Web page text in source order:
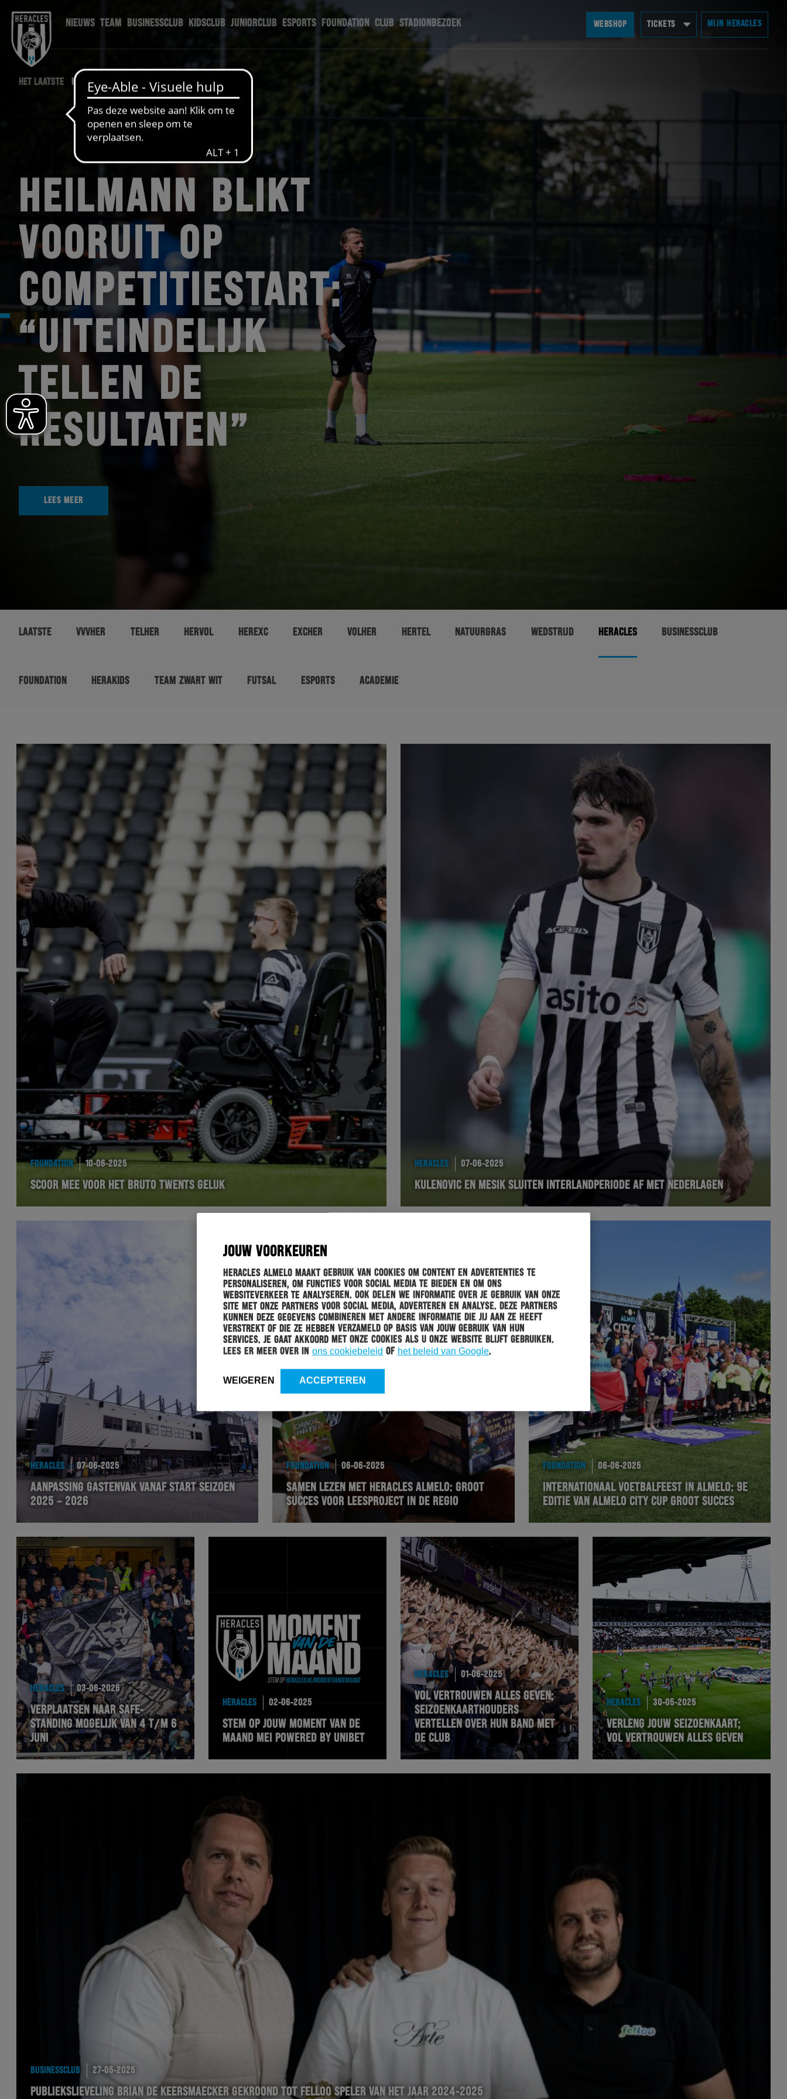
JOUW VOORKEUREN
Heracles Almelo maakt gebruik van cookies om content en advertenties te
personaliseren, om functies voor social media te bieden en om ons
websiteverkeer te analyseren. Ook delen we informatie over je gebruik van onze
site met onze partners voor social media, adverteren en analyse. Deze partners
kunnen deze gegevens combineren met andere informatie die jij aan ze heeft
verstrekt of die ze hebben verzameld op basis van jouw gebruik van hun
services. Je gaat akkoord met onze cookies als u onze website blijft gebruiken.
Lees er meer over in ons cookiebeleid of het beleid van Google.
WEIGEREN ACCEPTEREN
NIEUWS TEAM BUSINESSCLUB KIDSCLUB JUNIORCLUB ESPORTS FOUNDATION CLUB STADIONBEZOEK WEBSHOP TICKETS MIJN HERACLES
HET LAATSTE HERACLES NIEUWS
HEILMANN BLIKT
VOORUIT OP
COMPETITIESTART:
“UITEINDELIJK
TELLEN DE
RESULTATEN”
LEES MEER
LAATSTE VVVHER TELHER HERVOL HEREXC EXCHER VOLHER HERTEL NATUURGRAS WEDSTRIJD HERACLES BUSINESSCLUB
FOUNDATION HERAKIDS TEAM ZWART WIT FUTSAL ESPORTS ACADEMIE
FOUNDATION 10-06-2025
SCOOR MEE VOOR HET BRUTO TWENTS GELUK
HERACLES 07-06-2025
KULENOVIC EN MESIK SLUITEN INTERLANDPERIODE AF MET NEDERLAGEN
HERACLES 07-06-2025
AANPASSING GASTENVAK VANAF START SEIZOEN
2025 – 2026
FOUNDATION 06-06-2025
SAMEN LEZEN MET HERACLES ALMELO: GROOT
SUCCES VOOR LEESPROJECT IN DE REGIO
FOUNDATION 06-06-2025
INTERNATIONAAL VOETBALFEEST IN ALMELO: 9E
EDITIE VAN ALMELO CITY CUP GROOT SUCCES
HERACLES 03-06-2025
VERPLAATSEN NAAR SAFE-
STANDING MOGELIJK VAN 4 T/M 6
JUNI
HERACLES 02-06-2025
STEM OP JOUW MOMENT VAN DE
MAAND MEI POWERED BY UNIBET
HERACLES 01-06-2025
VOL VERTROUWEN ALLES GEVEN;
SEIZOENKAARTHOUDERS
VERTELLEN OVER HUN BAND MET
DE CLUB
HERACLES 30-05-2025
VERLENG JOUW SEIZOENKAART;
VOL VERTROUWEN ALLES GEVEN
BUSINESSCLUB 27-05-2025
PUBLIEKSLIEVELING BRIAN DE KEERSMAECKER GEKROOND TOT FELLOO SPELER VAN HET JAAR 2024-2025